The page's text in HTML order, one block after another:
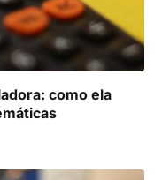
como ela